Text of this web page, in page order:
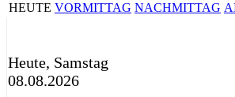
HEUTE VORMITTAG NACHMITTAG
Heute, Samstag
08.08.2026